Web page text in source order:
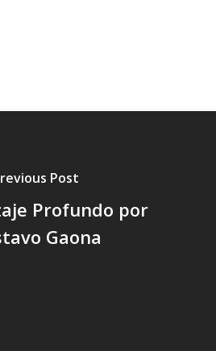
Post
Profundo por
Gaona